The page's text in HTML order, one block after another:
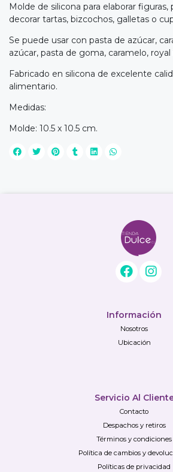
Molde de silicona para elaborar figuras,
decorar tartas, bizcochos, galletas o
Se puede usar con pasta de azúcar,
azúcar, pasta de goma, caramelo, royal
Fabricado en silicona de excelente
alimentario.
Medidas:
Molde: 10.5 x 10.5 cm.
Información
Nosotros
Ubicación
Servicio Al
Contacto
Despachos y retiros
Términos y condiciones
Política de cambios y
Políticas de privacidad